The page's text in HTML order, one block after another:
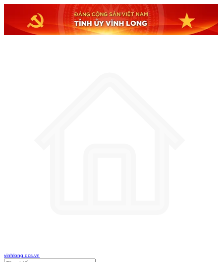
vinhlong.dcs.vn